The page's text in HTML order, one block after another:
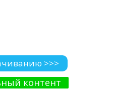
>>>
контент